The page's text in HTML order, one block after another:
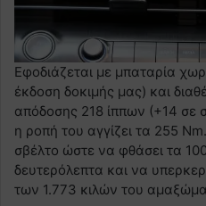
Εφοδιάζεται με μπαταρία
έκδοση δοκιμής μας) και
απόδοσης 218 ίππων (+14 σε
η ροπή του αγγίζει τα 255
σβέλτο ώστε να φθάσει τα
δευτερόλεπτα και να
των 1.773 κιλών του